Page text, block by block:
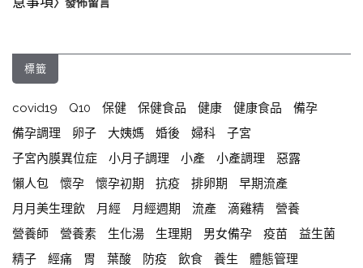
標籤
covid19 Q10 保健 保健食品 健康 健康食品
備孕
備孕調理
卵子 大姨媽 婚後 婦科
子宮
子宮內膜異位症
小月子調理 小產 小產調理
惡露
懶人包
懷孕 懷孕初期 抗疫 排卵期
早期流產
月月美生理飲
月經 月經週期 流產 滴雞精
營養
營養師
營養素 生化湯 生理期 男女備孕 疫苗
益生菌
精子
經痛 胃 葉酸 防疫 飲食 養生 體態管理